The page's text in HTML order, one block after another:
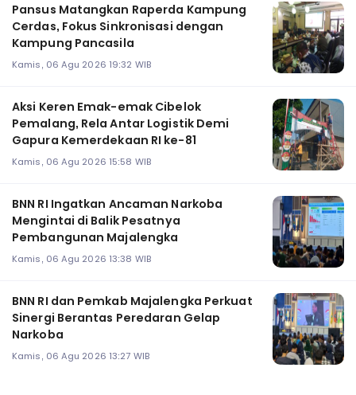
Pansus Matangkan Raperda Kampung
Cerdas, Fokus Sinkronisasi dengan
Kampung Pancasila
Kamis, 06 Agu 2026 19:32 WIB
Aksi Keren Emak-emak Cibelok
Pemalang, Rela Antar Logistik Demi
Gapura Kemerdekaan RI ke-81
Kamis, 06 Agu 2026 15:58 WIB
BNN RI Ingatkan Ancaman Narkoba
Mengintai di Balik Pesatnya
Pembangunan Majalengka
Kamis, 06 Agu 2026 13:38 WIB
BNN RI dan Pemkab Majalengka Perkuat
Sinergi Berantas Peredaran Gelap
Narkoba
Kamis, 06 Agu 2026 13:27 WIB